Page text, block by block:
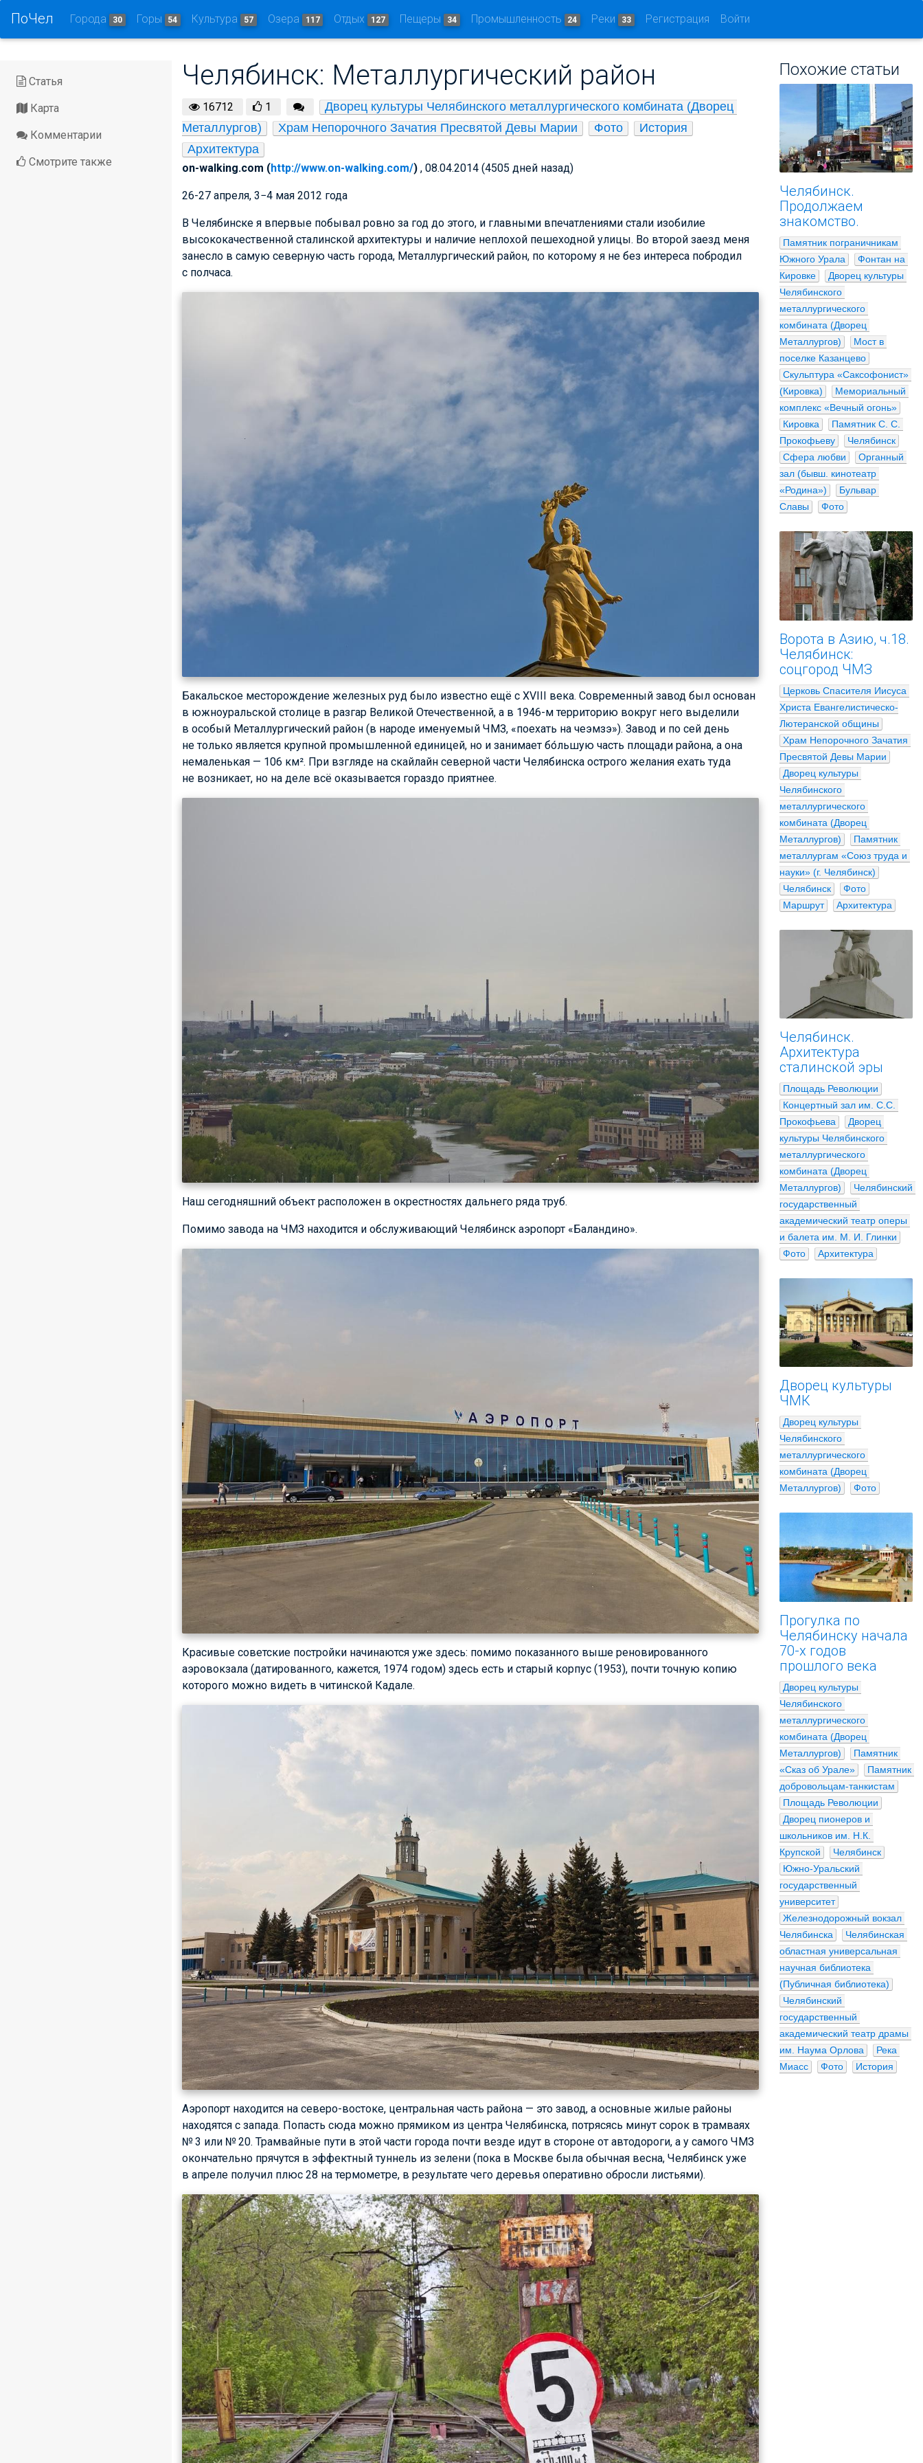
ПоЧел Города 30 Горы 54 Культура 57 Озера 117 Отдых 127 Пещеры 34 Промышленность 24 Реки 33 Регистрация Войти
Статья
Карта
Комментарии
Смотрите также
Челябинск: Металлургический район
16712 1
Дворец культуры Челябинского металлургического комбината (Дворец
Металлургов)
Храм Непорочного Зачатия Пресвятой Девы Марии Фото
История
Архитектура
on-walking.com (http://www.on-walking.com/) , 08.04.2014 (4505 дней назад)
26­-27 апреля, 3−4 мая 2012 года
В Челябинске я впервые побывал ровно за год до этого, и главными впечатлениями стали изобилие
высококачественной сталинской архитектуры и наличие неплохой пешеходной улицы. Во второй заезд меня
занесло в самую северную часть города, Металлургический район, по которому я не без интереса побродил
с полчаса.
Бакальское месторождение железных руд было известно ещё с XVIII века. Современный завод был основан
в южноуральской столице в разгар Великой Отечественной, а в 1946-м территорию вокруг него выделили
в особый Металлургический район (в народе именуемый ЧМЗ, «поехать на чеэмзэ»). Завод и по сей день
не только является крупной промышленной единицей, но и занимает бо́льшую часть площади района, а она
немаленькая — 106 км². При взгляде на скайлайн северной части Челябинска острого желания ехать туда
не возникает, но на деле всё оказывается гораздо приятнее.
Наш сегодняшний объект расположен в окрестностях дальнего ряда труб.
Помимо завода на ЧМЗ находится и обслуживающий Челябинск аэропорт «Баландино».
Красивые советские постройки начинаются уже здесь: помимо показанного выше реновированного
аэровокзала (датированного, кажется, 1974 годом) здесь есть и старый корпус (1953), почти точную копию
которого можно видеть в читинской Кадале.
Аэропорт находится на северо-востоке, центральная часть района — это завод, а основные жилые районы
находятся с запада. Попасть сюда можно прямиком из центра Челябинска, потрясясь минут сорок в трамваях
№ 3 или № 20. Трамвайные пути в этой части города почти везде идут в стороне от автодороги, а у самого ЧМЗ
окончательно прячутся в эффектный туннель из зелени (пока в Москве была обычная весна, Челябинск уже
в апреле получил плюс 28 на термометре, в результате чего деревья оперативно обросли листьями).
Похожие статьи
Челябинск.
Продолжаем
знакомство.
Памятник пограничникам
Южного Урала
Фонтан на
Кировке
Дворец культуры
Челябинского
металлургического
комбината (Дворец
Металлургов)
Мост в
поселке Казанцево
Скульптура «Саксофонист»
(Кировка)
Мемориальный
комплекс «Вечный огонь»
Кировка
Памятник С. С.
Прокофьеву
Челябинск
Сфера любви
Органный
зал (бывш. кинотеатр
«Родина»)
Бульвар
Славы
Фото
Ворота в Азию, ч.18.
Челябинск:
соцгород ЧМЗ
Церковь Спасителя Иисуса
Христа Евангелистическо-
Лютеранской общины
Храм Непорочного Зачатия
Пресвятой Девы Марии
Дворец культуры
Челябинского
металлургического
комбината (Дворец
Металлургов)
Памятник
металлургам «Союз труда и
науки» (г. Челябинск)
Челябинск
Фото
Маршрут
Архитектура
Челябинск.
Архитектура
сталинской эры
Площадь Революции
Концертный зал им. С.С.
Прокофьева
Дворец
культуры Челябинского
металлургического
комбината (Дворец
Металлургов)
Челябинский
государственный
академический театр оперы
и балета им. М. И. Глинки
Фото
Архитектура
Дворец культуры
ЧМК
Дворец культуры
Челябинского
металлургического
комбината (Дворец
Металлургов)
Фото
Прогулка по
Челябинску начала
70-х годов
прошлого века
Дворец культуры
Челябинского
металлургического
комбината (Дворец
Металлургов)
Памятник
«Сказ об Урале»
Памятник
добровольцам-танкистам
Площадь Революции
Дворец пионеров и
школьников им. Н.К.
Крупской
Челябинск
Южно-Уральский
государственный
университет
Железнодорожный вокзал
Челябинска
Челябинская
областная универсальная
научная библиотека
(Публичная библиотека)
Челябинский
государственный
академический театр драмы
им. Наума Орлова
Река
Миасс
Фото История